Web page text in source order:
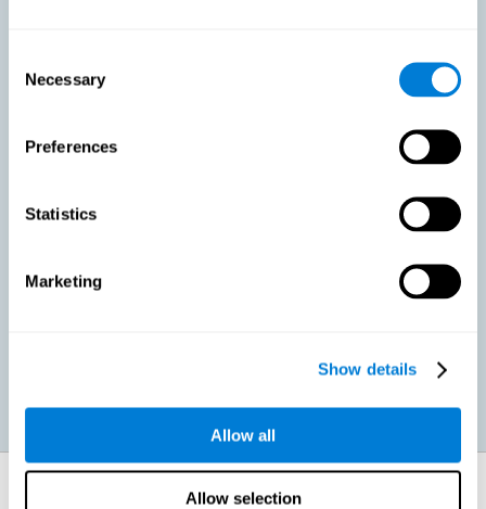
Selection
Necessary
Preferences
Statistics
Marketing
Show details
Allow all
Allow selection
работе: Связанные с рассеянным склерозом когнитивные
проблемы могут очень негативно отражаться на учебной
помочь повысить эффективность в работе и обучении.
Благотворно влиять на социальную и личную жизнь:
Как укрепляются когнитивные